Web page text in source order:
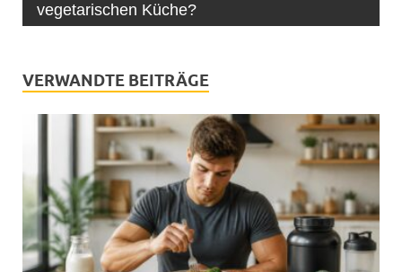
vegetarischen Küche?
VERWANDTE BEITRÄGE